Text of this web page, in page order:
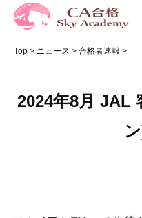
Top > ニュース > 合格者速報 >
2024年8月 JAL